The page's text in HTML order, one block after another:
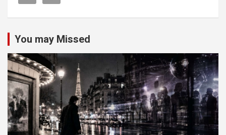
You may Missed